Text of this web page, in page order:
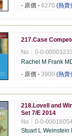
- 原價 - 6270 (熱賣
217.Case
No：0-0-
Rachel M Frank
- 原價 - 3900 (熱賣
218.Lovell and
Set 7/E 2014
No：0-0-
Stuart L Weinstein